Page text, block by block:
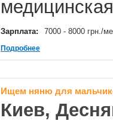
Зарплата: 7000 - 8000 грн./
Подробнее
Ищем няню для
Киев,